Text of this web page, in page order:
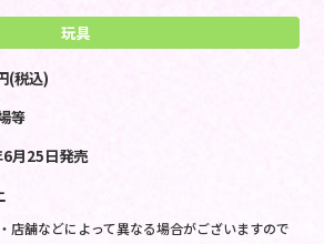
玩具
(税込)
等
6月25日発売
店舗などによって異なる場合がございますので